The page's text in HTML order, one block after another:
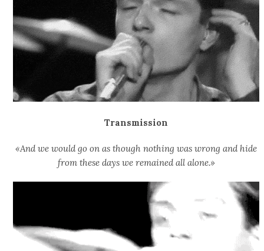
Transmission
«And we would go on as though nothing was wrong and hide
from these days we remained all alone.»